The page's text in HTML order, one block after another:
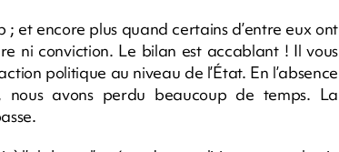
et encore plus quand certains d’entre eux ont
ni conviction. Le bilan est accablant ! Il vous
politique au niveau de l’État. En l’absence
nous avons perdu beaucoup de temps. La